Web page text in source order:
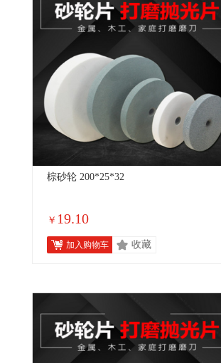
棕砂轮 200*25*32
￥ 19.10
加入购物车 收藏